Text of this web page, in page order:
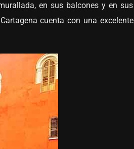
en sus balcones y en sus
cuenta con una excelente